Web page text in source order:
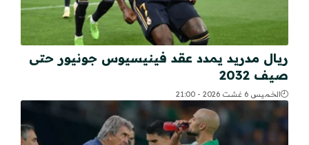
ريال مدريد يمدد عقد فينيسيوس جونيور حتى
صيف 2032
الخميس 6 غشت 2026 - 21:00